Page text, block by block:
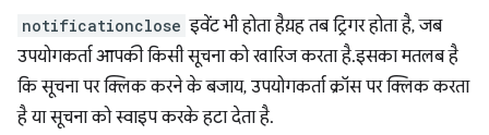
notificationclose इवेंट भी होता है.यह तब ट्रिगर होता है, जब
उपयोगकर्ता आपकी किसी सूचना को खारिज करता है. इसका मतलब है
कि सूचना पर क्लिक करने के बजाय, उपयोगकर्ता क्रॉस पर क्लिक करता
है या सूचना को स्वाइप करके हटा देता है.